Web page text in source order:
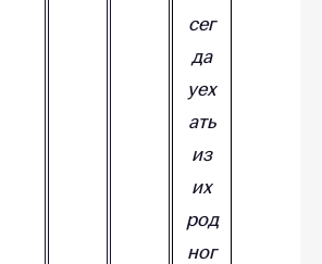
сег
да
уех
ать
из
их
род
ног